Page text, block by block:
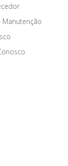
Manutenção